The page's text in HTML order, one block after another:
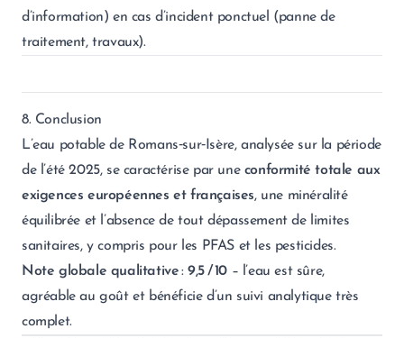
d’information) en cas d’incident ponctuel (panne de
traitement, travaux).
8. Conclusion
L’eau potable de Romans‑sur‑Isère, analysée sur la période
de l’été 2025, se caractérise par une conformité totale aux
exigences européennes et françaises, une minéralité
équilibrée et l’absence de tout dépassement de limites
sanitaires, y compris pour les PFAS et les pesticides.
Note globale qualitative:9,5 / 10 – l’eau est sûre,
agréable au goût et bénéficie d’un suivi analytique très
complet.